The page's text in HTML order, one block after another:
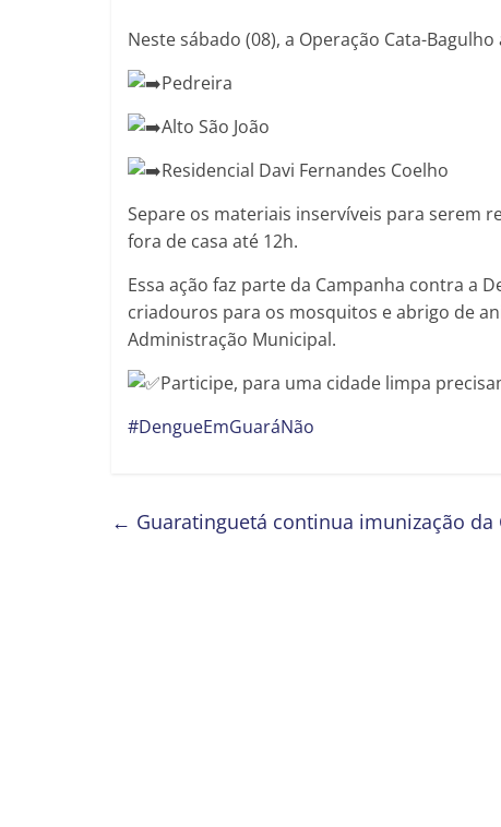
Neste sábado (08), a Operação Cata-
Pedreira
Alto São João
Residencial Davi Fernandes Coelho
Separe os materiais inservíveis para serem
fora de casa até 12h.
Essa ação faz parte da Campanha contra a
criadouros para os mosquitos e abrigo de
Administração Municipal.
Participe, para uma cidade limpa
#DengueEmGuaráNão
← Guaratinguetá continua imunização da